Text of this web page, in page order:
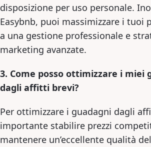
disposizione per uso personale.
Easybnb, puoi massimizzare i tuoi
a una gestione professionale e
marketing avanzate.
3. Come posso ottimizzare i miei
dagli affitti brevi?
Per ottimizzare i guadagni dagli
importante stabilire prezzi
mantenere un’eccellente qualità